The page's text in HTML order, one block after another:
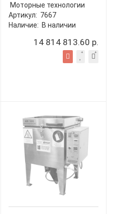
Моторные технологии
Артикул: 7667
Наличие: В наличии
14 814 813.60 р.